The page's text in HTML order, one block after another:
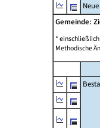
Gemeinde:
*
Methodische